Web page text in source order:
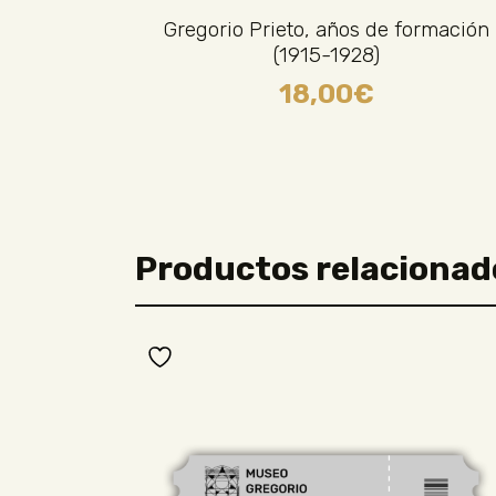
Gregorio Prieto, años de formación
(1915-1928)
18,00€
Productos